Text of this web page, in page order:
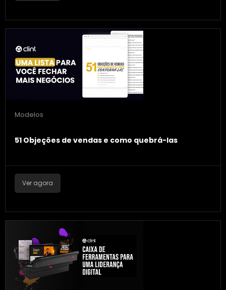
Modelos
51 Objeções de vendas e como quebrá-las
Ver agora